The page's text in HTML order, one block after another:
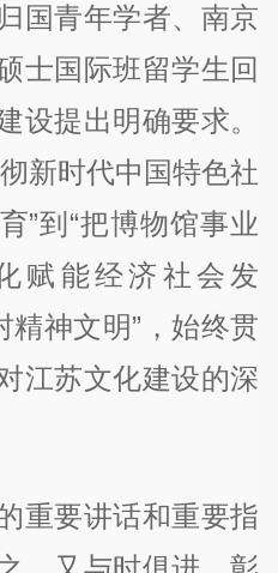
国青年学者、南京
士国际班留学生回
设提出明确要求。
新时代中国特色社
”到“把博物馆事业
赋能经济社会发
精神文明”，始终贯
江苏文化建设的深
要讲话和重要指